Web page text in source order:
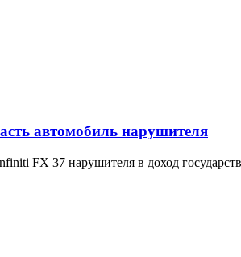
автомобиль нарушителя
FX 37 нарушителя в доход